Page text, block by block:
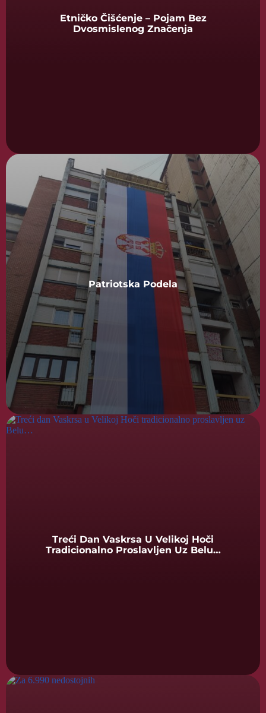
Etničko Čišćenje – Pojam Bez
Dvosmislenog Značenja
Patriotska Podela
Treći Dan Vaskrsa U Velikoj Hoči
Tradicionalno Proslavljen Uz Belu…